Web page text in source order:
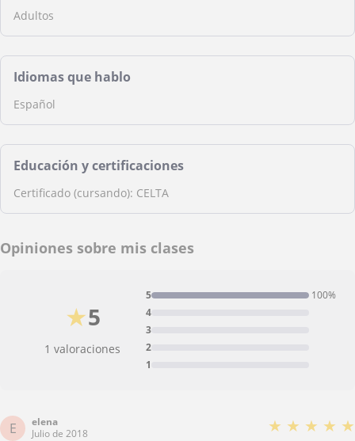
Adultos
Idiomas que hablo
Español
Educación y certificaciones
Certificado (cursando): CELTA
Opiniones sobre mis clases
5
★
1 valoraciones
1
2
3
4
5 100%
E
elena
Julio de 2018
★ ★ ★ ★ ★